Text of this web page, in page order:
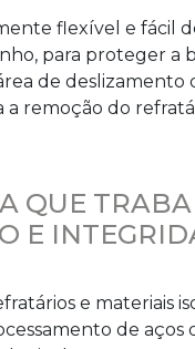
flexível e fácil
para proteger a
de
a remoção do
QUE
E
e materiais
de aços